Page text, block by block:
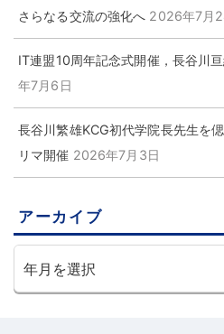
さらなる交流の強化へ 2026年7月
IT連盟10周年記念式開催，長谷川
年7月6日
長谷川繁雄KCG初代学院長先生を
リマ開催 2026年7月3日
アーカイブ